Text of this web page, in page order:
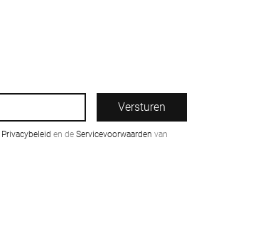
Versturen
Privacybeleid en de Servicevoorwaarden van